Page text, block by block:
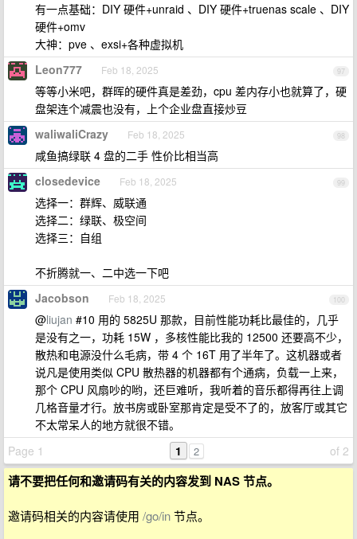
有一点基础：DIY 硬件+unraid 、DIY 硬件+truenas scale 、DIY
硬件+omv
大神：pve 、exsi+各种虚拟机
97
Leon777 Feb 18, 2025
等等小米吧，群晖的硬件真是差劲，cpu 差内存小也就算了，硬
盘架连个减震也没有，上个企业盘直接炒豆
98
waliwaliCrazy Feb 18, 2025
咸鱼搞绿联 4 盘的二手 性价比相当高
99
closedevice Feb 18, 2025
选择一：群辉、威联通
选择二：绿联、极空间
选择三：自组
不折腾就一、二中选一下吧
100
Jacobson Feb 18, 2025
@liujan #10 用的 5825U 那款，目前性能功耗比最佳的，几乎
是没有之一，功耗 15W ，多核性能比我的 12500 还要高不少，
散热和电源没什么毛病，带 4 个 16T 用了半年了。这机器或者
说凡是使用类似 CPU 散热器的机器都有个通病，负载一上来，
那个 CPU 风扇吵的哟，还巨难听，我听着的音乐都得再往上调
几格音量才行。放书房或卧室那肯定是受不了的，放客厅或其它
不太常呆人的地方就很不错。
Page 1
of 2
1 2
请不要把任何和邀请码有关的内容发到 NAS 节点。
邀请码相关的内容请使用 /go/in节点。